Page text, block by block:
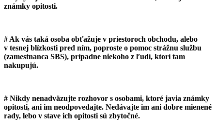
známky opitosti.
# Ak vás taká osoba obťažuje v priestoroch obchodu, alebo
v tesnej blízkosti pred ním, poproste o pomoc strážnu službu
(zamestnanca SBS), prípadne niekoho z ľudí, ktorí tam
nakupujú.
# Nikdy nenadväzujte rozhovor s osobami, ktoré javia známky
opitosti, ani im neodpovedajte. Nedávajte im ani dobre mienené
rady, lebo v stave ich opitosti sú zbytočné.